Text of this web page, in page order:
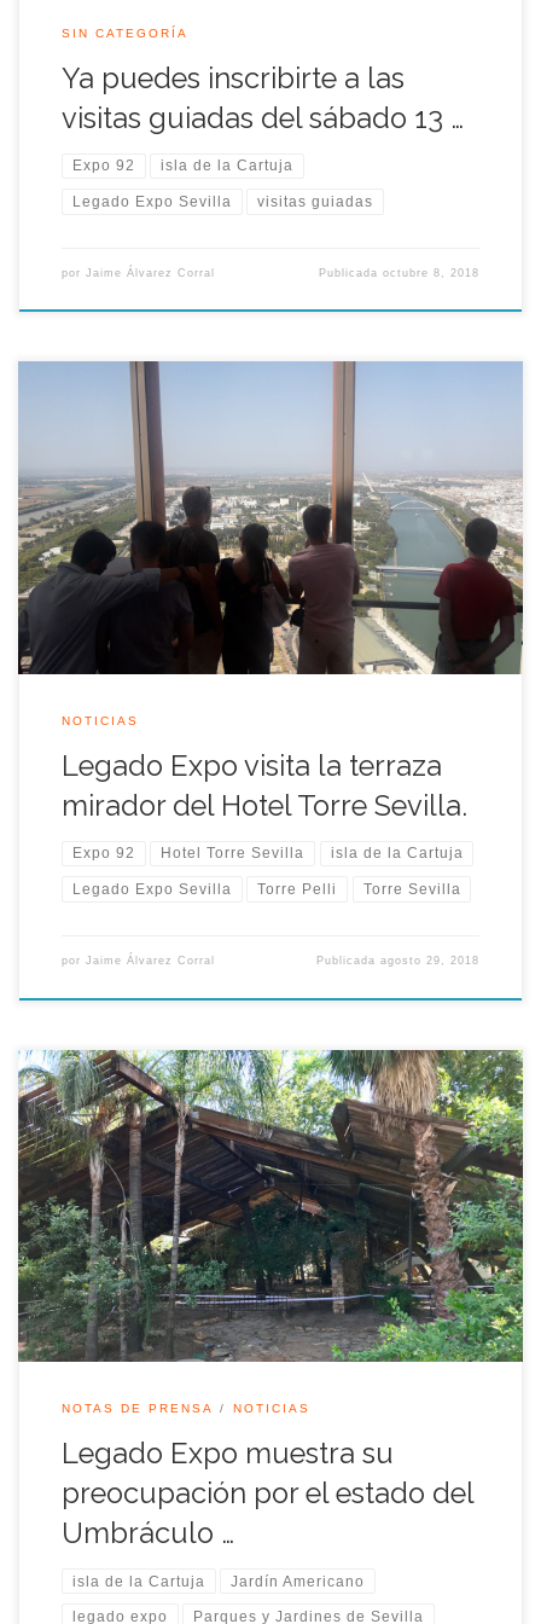
SIN CATEGORÍA
Ya puedes inscribirte a las
visitas guiadas del sábado 13 …
Expo 92 isla de la Cartuja
Legado Expo Sevilla visitas guiadas
por Jaime Álvarez Corral Publicadaoctubre 8, 2018
Los socios de Legado Expo Sevilla hemos tenido la
oportunidad de visitar las instalaciones de Torre Sevilla
situado en la zona sur de la Isla de la Cartuja donde estaba
formada la llamada Puerta Triana de la Expo 92. La torre fue
diseñada por César Pelli, autor de torres emblemáticas […]
NOTICIAS
Legado Expo visita la terraza
mirador del Hotel Torre Sevilla.
Expo 92 Hotel Torre Sevilla isla de la Cartuja
Legado Expo Sevilla Torre Pelli Torre Sevilla
por Jaime Álvarez Corral Publicadaagosto 29, 2018
La pasada semana fue retirada una de las vigas de madera
que componen el umbráculo, símbolo del Jardín Americano,
esta actuación se produjo tras alertar la contrata de
mantenimiento a Parques y Jardines de un posible peligro de
desprendimiento. De forma preventiva se ha cerrado el recinto
a la espera […]
NOTAS DE PRENSA NOTICIAS
Legado Expo muestra su
preocupación por el estado del
Umbráculo …
isla de la Cartuja Jardín Americano
legado expo Parques y Jardines de Sevilla